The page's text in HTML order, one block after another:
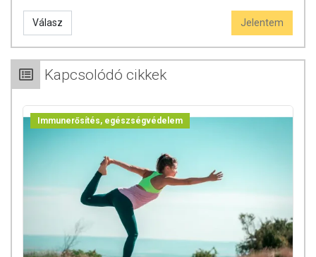
Válasz Jelentem
Kapcsolódó cikkek
Immunerősítés, egészségvédelem